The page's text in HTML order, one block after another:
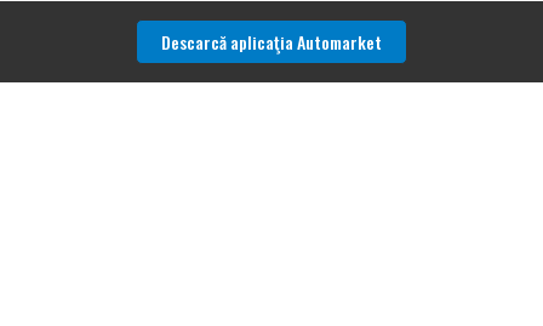
Descarcă aplicaţia Automarket